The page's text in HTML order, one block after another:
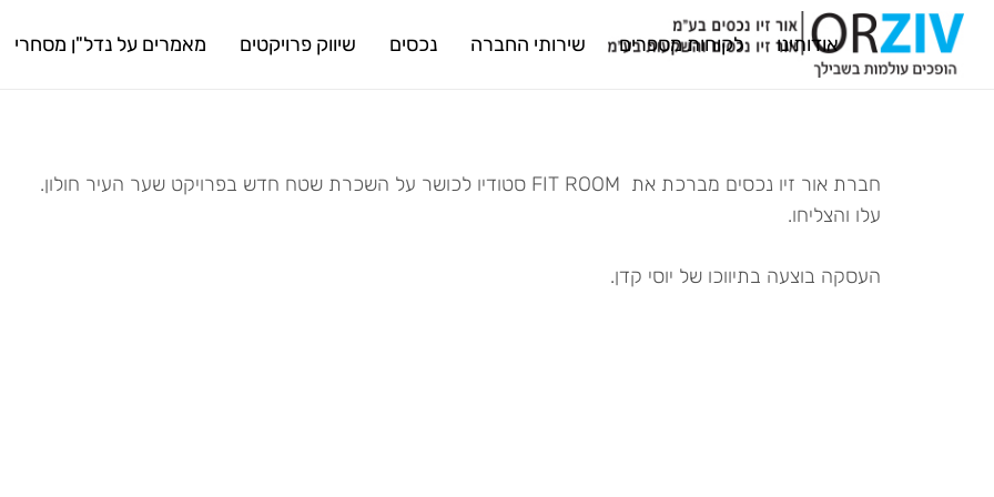
אודותינו לקוחות מספרים שירותי החברה נכסים שיווק פרויקטים מאמרים על נדל"ן מסחרי
חברת אור זיו נכסים מברכת את FIT ROOM סטודיו לכושר על השכרת שטח חדש בפרויקט שער העיר חולון.
עלו והצליחו.
העסקה בוצעה בתיווכו של יוסי קדן.